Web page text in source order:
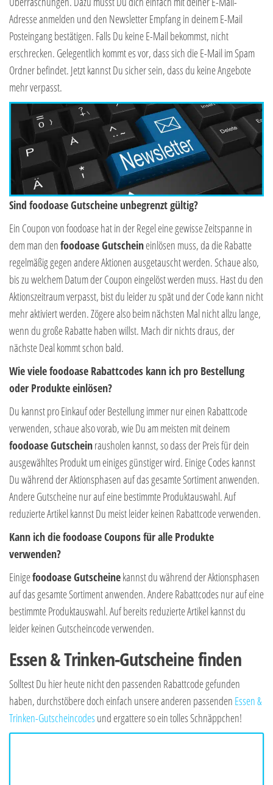
Adresse anmelden und den Newsletter Empfang in deinem E-Mail
Posteingang bestätigen. Falls Du keine E-Mail bekommst, nicht
erschrecken. Gelegentlich kommt es vor, dass sich die E-Mail im Spam
Ordner befindet. Jetzt kannst Du sicher sein, dass du keine Angebote
mehr verpasst.
Sind foodoase Gutscheine unbegrenzt gültig?
Ein Coupon von foodoase hat in der Regel eine gewisse Zeitspanne in
dem man denfoodoase Gutscheineinlösen muss, da die Rabatte
regelmäßig gegen andere Aktionen ausgetauscht werden. Schaue also,
bis zu welchem Datum der Coupon eingelöst werden muss. Hast du den
Aktionszeitraum verpasst, bist du leider zu spät und der Code kann nicht
mehr aktiviert werden. Zögere also beim nächsten Mal nicht allzu lange,
wenn du große Rabatte haben willst. Mach dir nichts draus, der
nächste Deal kommt schon bald.
Wie viele foodoase Rabattcodes kann ich pro Bestellung
oder Produkte einlösen?
Du kannst pro Einkauf oder Bestellung immer nur einen Rabattcode
verwenden, schaue also vorab, wie Du am meisten mit deinem
foodoase Gutscheinrausholen kannst, so dass der Preis für dein
ausgewähltes Produkt um einiges günstiger wird. Einige Codes kannst
Du während der Aktionsphasen auf das gesamte Sortiment anwenden.
Andere Gutscheine nur auf eine bestimmte Produktauswahl. Auf
reduzierte Artikel kannst Du meist leider keinen Rabattcode verwenden.
Kann ich die foodoase Coupons für alle Produkte
verwenden?
Einigefoodoase Gutscheinekannst du während der Aktionsphasen
auf das gesamte Sortiment anwenden. Andere Rabattcodes nur auf eine
bestimmte Produktauswahl. Auf bereits reduzierte Artikel kannst du
leider keinen Gutscheincode verwenden.
Essen & Trinken-Gutscheine finden
Solltest Du hier heute nicht den passenden Rabattcode gefunden
haben, durchstöbere doch einfach unsere anderen passenden Essen &
Trinken-Gutscheincodes und ergattere so ein tolles Schnäppchen!